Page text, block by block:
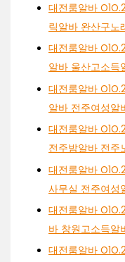
대전룸알바
릭알바 완산구노
대전룸알바
알바 울산고소득
대전룸알바
알바 전주여성알
대전룸알바
전주밤알바 전주
대전룸알바
사무실 전주여성
대전룸알바
바 창원고소득알
대전룸알바